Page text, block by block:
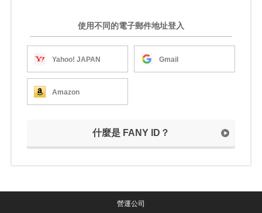
使用不同的電子郵件地址登入
Yahoo! JAPAN Gmail
Amazon
什麼是 FANY ID？
營運公司